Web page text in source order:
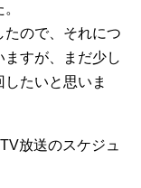
ので、それにつ
すが、まだ少し
たいと思いま
放送のスケジュ